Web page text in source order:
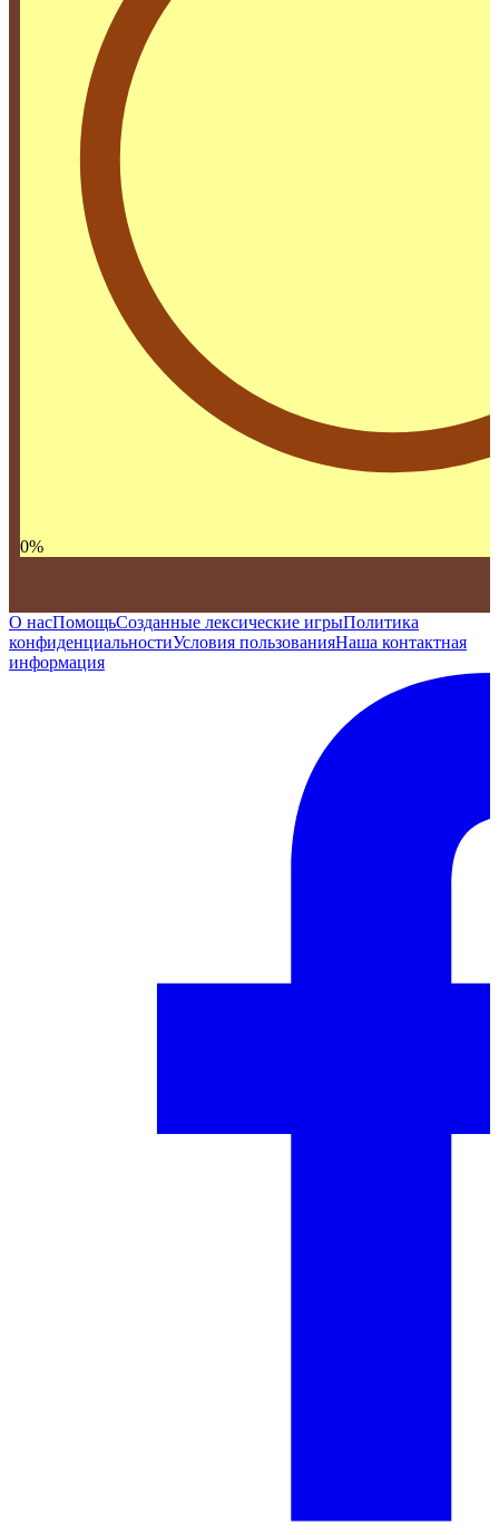
0%
О насПомощьСозданные лексические игрыПолитика
конфиденциальностиУсловия пользованияНаша контактная
информация